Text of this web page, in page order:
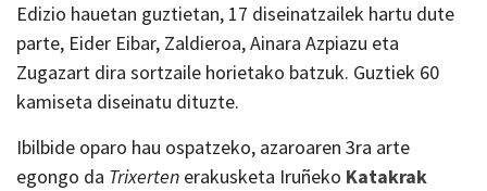
Edizio hauetan guztietan, 17 diseinatzailek hartu dute
parte, Eider Eibar, Zaldieroa, Ainara Azpiazu eta
Zugazart dira sortzaile horietako batzuk. Guztiek 60
kamiseta diseinatu dituzte.
Ibilbide oparo hau ospatzeko, azaroaren 3ra arte
egongo da Trixerten erakusketa Iruñeko Katakrak